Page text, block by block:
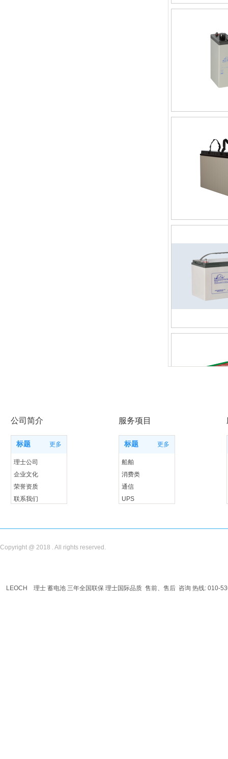
标题 更多
理士公司
企业文化
荣誉资质
联系我们
标题 更多
船舶
消费类
通信
UPS
公司简介 服务项目
Copyright @ 2018 . All rights reserved.
LEOCH理士 蓄电池 三年全国联保 理士国际品质 售前、售后 咨询 热线: 010-